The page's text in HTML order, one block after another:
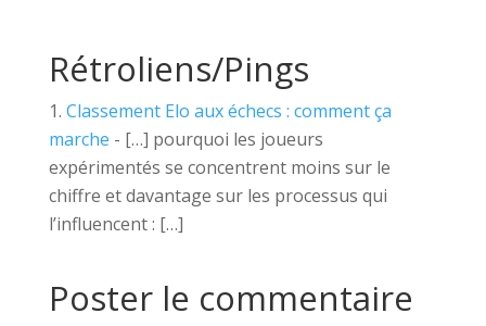
Rétroliens/Pings
Classement Elo aux échecs : comment ça
marche - […] pourquoi les joueurs
expérimentés se concentrent moins sur le
chiffre et davantage sur les processus qui
l’influencent : […]
Poster le commentaire